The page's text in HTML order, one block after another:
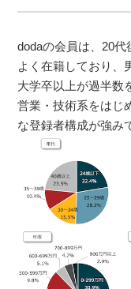
dodaの会員は、20
よく在籍しており、
大学卒以上が過半数
営業・技術系をはじ
な登録者構成が強み